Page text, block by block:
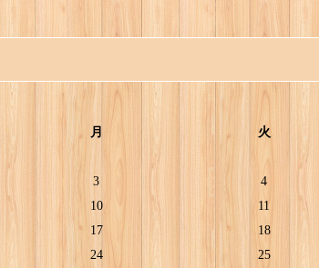
月 火
3 4
10 11
17 18
24 25